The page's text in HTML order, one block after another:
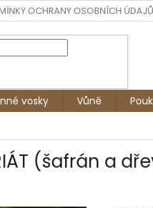
OCHRANY OSOBNÍCH ÚDAJŮ
vosky Vůně
(šafrán a